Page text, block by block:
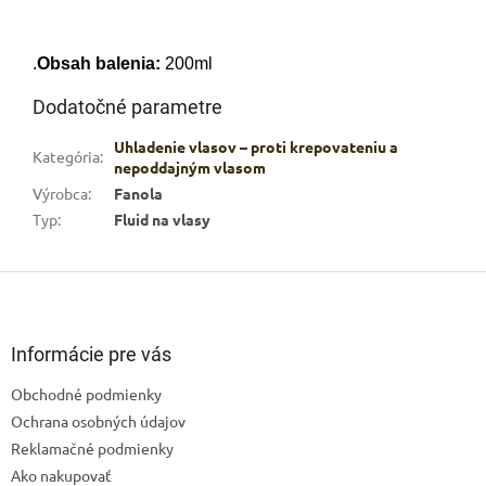
.Obsah balenia: 200ml
Dodatočné parametre
Kategória:
Uhladenie vlasov – proti krepovateniu a
nepoddajným vlasom
Výrobca:
Fanola
Typ: Fluid na vlasy
Informácie pre vás
Obchodné podmienky
Ochrana osobných údajov
Reklamačné podmienky
Ako nakupovať